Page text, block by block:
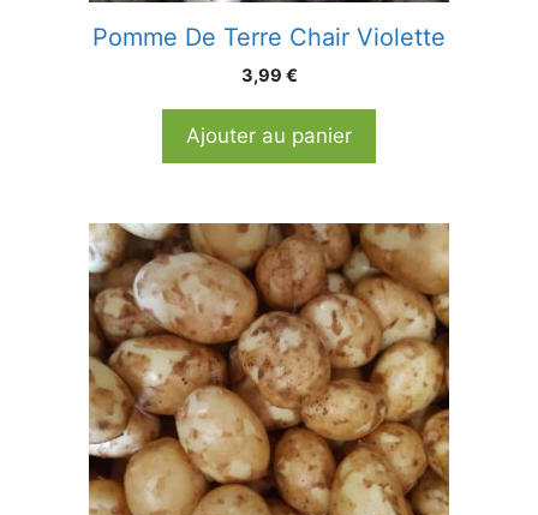
Pomme De Terre Chair Violette
3,99 €
Ajouter au panier